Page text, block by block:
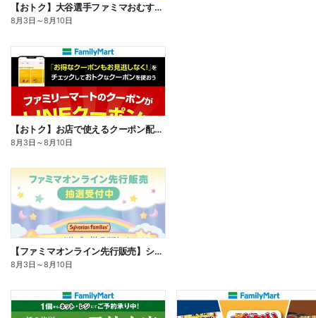
【おトク】大谷選手ファミマおむすび割
8月3日 ～8月10日
【おトク】お店で使えるクーポン配信中
8月3日 ～8月10日
【ファミマオンライン先行販売】シルバニアファミリー
8月3日 ～8月10日